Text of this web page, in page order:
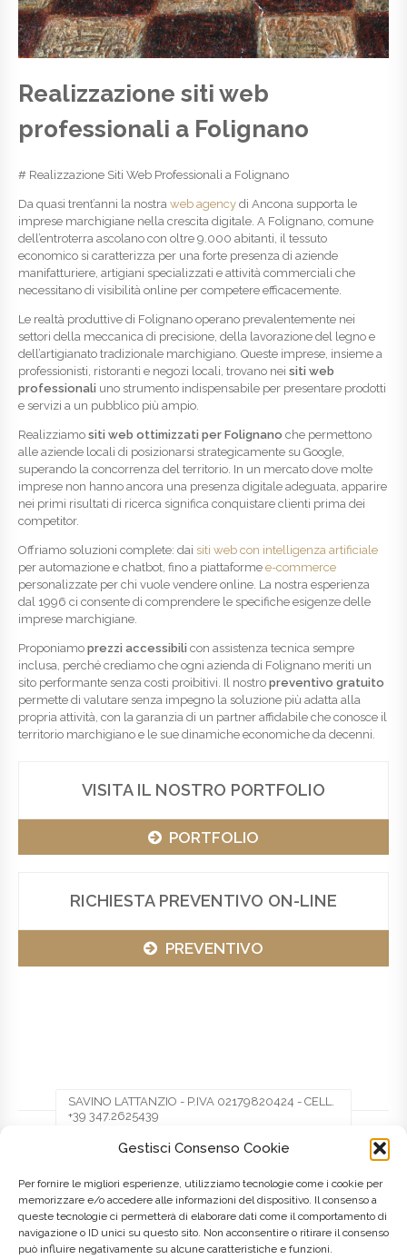
Gestisci Consenso Cookie
Per fornire le migliori esperienze, utilizziamo tecnologie come i cookie per
memorizzare e/o accedere alle informazioni del dispositivo. Il consenso a
queste tecnologie ci permetterà di elaborare dati come il comportamento di
navigazione o ID unici su questo sito. Non acconsentire o ritirare il consenso
può influire negativamente su alcune caratteristiche e funzioni.
Realizzazione siti web
professionali a Folignano
# Realizzazione Siti Web Professionali a Folignano
Da quasi trent’anni la nostra web agency di Ancona supporta le
imprese marchigiane nella crescita digitale. A Folignano, comune
dell’entroterra ascolano con oltre 9.000 abitanti, il tessuto
economico si caratterizza per una forte presenza di aziende
manifatturiere, artigiani specializzati e attività commerciali che
necessitano di visibilità online per competere efficacemente.
Le realtà produttive di Folignano operano prevalentemente nei
settori della meccanica di precisione, della lavorazione del legno e
dell’artigianato tradizionale marchigiano. Queste imprese, insieme a
professionisti, ristoranti e negozi locali, trovano nei siti web
professionali uno strumento indispensabile per presentare prodotti
e servizi a un pubblico più ampio.
Realizziamo siti web ottimizzati per Folignano che permettono
alle aziende locali di posizionarsi strategicamente su Google,
superando la concorrenza del territorio. In un mercato dove molte
imprese non hanno ancora una presenza digitale adeguata, apparire
nei primi risultati di ricerca significa conquistare clienti prima dei
competitor.
Offriamo soluzioni complete: dai siti web con intelligenza artificiale
per automazione e chatbot, fino a piattaforme e-commerce
personalizzate per chi vuole vendere online. La nostra esperienza
dal 1996 ci consente di comprendere le specifiche esigenze delle
imprese marchigiane.
Proponiamo prezzi accessibili con assistenza tecnica sempre
inclusa, perché crediamo che ogni azienda di Folignano meriti un
sito performante senza costi proibitivi. Il nostro preventivo gratuito
permette di valutare senza impegno la soluzione più adatta alla
propria attività, con la garanzia di un partner affidabile che conosce il
territorio marchigiano e le sue dinamiche economiche da decenni.
VISITA IL NOSTRO PORTFOLIO
PORTFOLIO
RICHIESTA PREVENTIVO ON-LINE
PREVENTIVO
SAVINO LATTANZIO - P.IVA 02179820424 - CELL.
+39 347.2625439
Facebook Twitter Pinterest
LinkedIn